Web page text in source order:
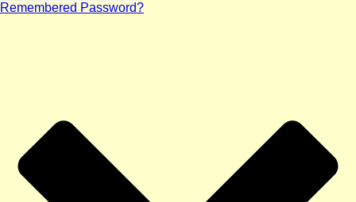
Remembered Password?